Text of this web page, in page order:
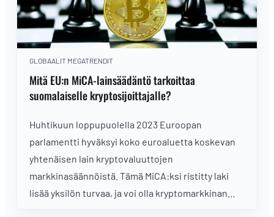
GLOBAALIT MEGATRENDIT
Mitä EU:n MiCA-lainsäädäntö tarkoittaa
suomalaiselle kryptosijoittajalle?
Huhtikuun loppupuolella 2023 Euroopan
parlamentti hyväksyi koko euroaluetta koskevan
yhtenäisen lain kryptovaluuttojen
markkinasäännöistä. Tämä MiCA:ksi ristitty laki
lisää yksilön turvaa, ja voi olla kryptomarkkinan